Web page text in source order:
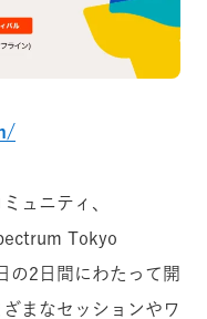
ュニティ、
Tokyo
の2日間にわたって開
まなセッションやワ